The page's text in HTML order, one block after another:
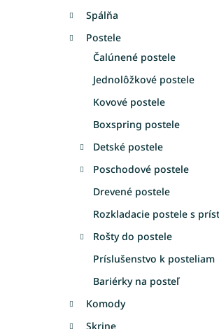
Spálňa
Postele
Čalúnené postele
Jednolôžkové postele
Kovové postele
Boxspring postele
Detské postele
Poschodové postele
Drevené postele
Rozkladacie postele s
Rošty do postele
Príslušenstvo k posteliam
Bariérky na posteľ
Komody
Skrine